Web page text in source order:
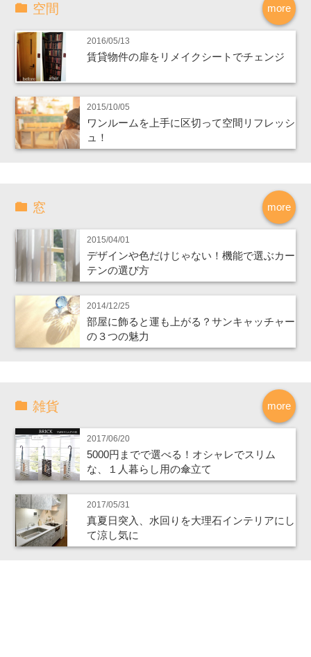
more
空間
2016/05/13
賃貸物件の扉をリメイクシートでチェンジ
2015/10/05
ワンルームを上手に区切って空間リフレッシ
ュ！
more
窓
2015/04/01
デザインや色だけじゃない！機能で選ぶカー
テンの選び方
2014/12/25
部屋に飾ると運も上がる？サンキャッチャー
の３つの魅力
more
雑貨
2017/06/20
5000円までで選べる！オシャレでスリム
な、１人暮らし用の傘立て
2017/05/31
真夏日突入、水回りを大理石インテリアにし
て涼し気に